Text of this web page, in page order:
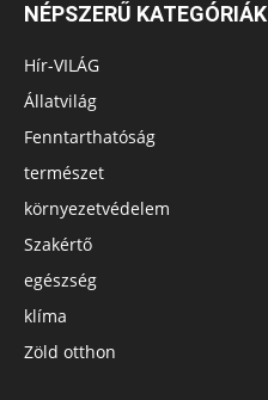
NÉPSZERŰ KATEGÓRIÁK
Hír-VILÁG
Állatvilág
Fenntarthatóság
természet
környezetvédelem
Szakértő
egészség
klíma
Zöld otthon